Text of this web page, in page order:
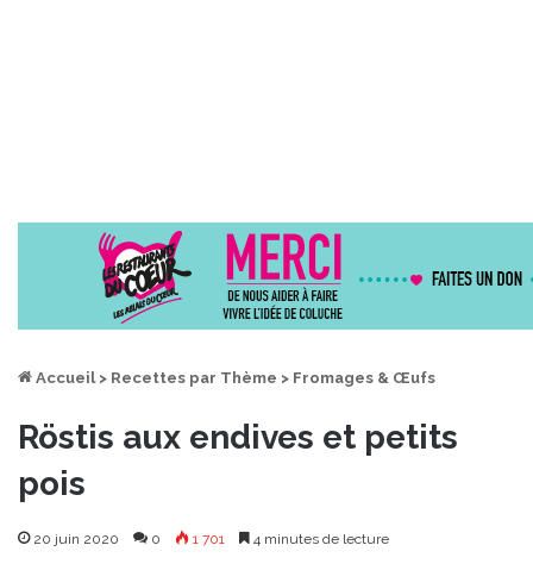
Accueil > Recettes par Thème > Fromages & Œufs
Röstis aux endives et petits
pois
20 juin 2020 0 1 701 4 minutes de lecture